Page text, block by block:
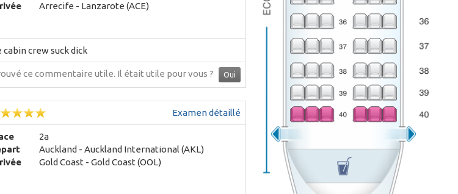
Arrecife - Lanzarote (ACE)
crew suck dick
ce commentaire utile. Il était utile pour vous ? Oui
Examen détaillé
2a
Auckland - Auckland International (AKL)
Gold Coast - Gold Coast (OOL)